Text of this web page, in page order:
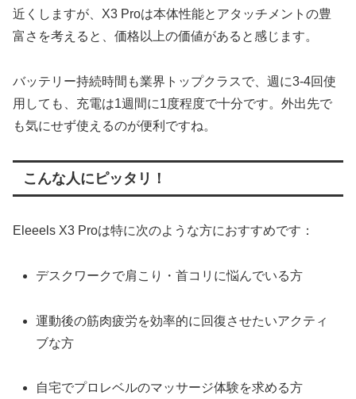
近くしますが、X3 Proは本体性能とアタッチメントの豊
富さを考えると、価格以上の価値があると感じます。
バッテリー持続時間も業界トップクラスで、週に3-4回使
用しても、充電は1週間に1度程度で十分です。外出先で
も気にせず使えるのが便利ですね。
こんな人にピッタリ！
Eleeels X3 Proは特に次のような方におすすめです：
デスクワークで肩こり・首コリに悩んでいる方
運動後の筋肉疲労を効率的に回復させたいアクティ
ブな方
自宅でプロレベルのマッサージ体験を求める方